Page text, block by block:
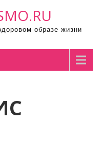
образе жизни